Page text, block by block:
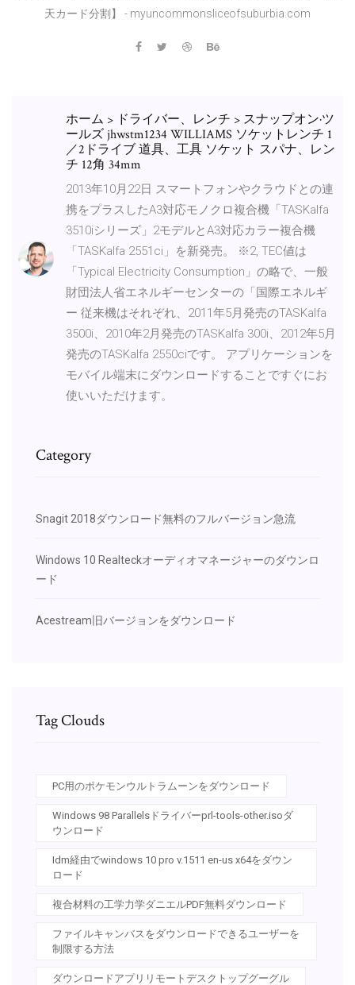
天カード分割】 - myuncommonsliceofsuburbia.com
ホーム > ドライバー、レンチ > スナップオン·ツ
ールズ jhwstm1234 WILLIAMS ソケットレンチ 1
／2ドライブ 道具、工具 ソケット スパナ、レン
チ 12角 34mm
2013年10月22日 スマートフォンやクラウドとの連
携をプラスしたA3対応モノクロ複合機「TASKalfa
3510iシリーズ」2モデルとA3対応カラー複合機
「TASKalfa 2551ci」を新発売。 ※2, TEC値は
「Typical Electricity Consumption」の略で、一般
財団法人省エネルギーセンターの「国際エネルギ
ー 従来機はそれぞれ、2011年5月発売のTASKalfa
3500i、2010年2月発売のTASKalfa 300i、2012年5月
発売のTASKalfa 2550ciです。 アプリケーションを
モバイル端末にダウンロードすることですぐにお
使いいただけます。
Category
Snagit 2018ダウンロード無料のフルバージョン急流
Windows 10 Realteckオーディオマネージャーのダウンロ
ード
Acestream旧バージョンをダウンロード
Tag Clouds
PC用のポケモンウルトラムーンをダウンロード
Windows 98 Parallelsドライバーprl-tools-other.isoダ
ウンロード
Idm経由でwindows 10 pro v.1511 en-us x64をダウン
ロード
複合材料の工学力学ダニエルPDF無料ダウンロード
ファイルキャンバスをダウンロードできるユーザーを
制限する方法
ダウンロードアプリリモートデスクトップグーグル